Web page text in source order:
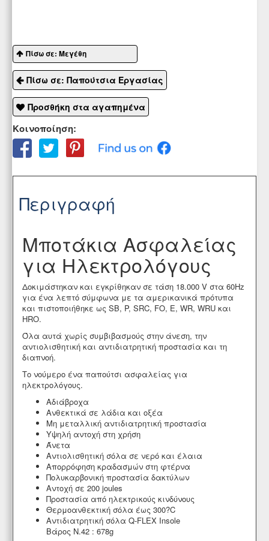
Πίσω σε: Μεγέθη
Πίσω σε: Παπούτσια Εργασίας
Προσθήκη στα αγαπημένα
Κοινοποίηση:
Περιγραφή
Μποτάκια Ασφαλείας
για Ηλεκτρολόγους
Δοκιμάστηκαν και εγκρίθηκαν σε τάση 18.000 V στα 60Hz
για ένα λεπτό σύμφωνα με τα αμερικανικά πρότυπα
και πιστοποιήθηκε ως SB, P, SRC, FO, E, WR, WRU και
HRO.
Όλα αυτά χωρίς συμβιβασμούς στην άνεση, την
αντιολισθητική και αντιδιατρητική προστασία και τη
διαπνοή.
Το νούμερο ένα παπούτσι ασφαλείας για
ηλεκτρολόγους.
Αδιάβροχα
Ανθεκτικά σε λάδια και οξέα
Μη μεταλλική αντιδιατρητική προστασία
Υψηλή αντοχή στη χρήση
Άνετα
Αντιολισθητική σόλα σε νερό και έλαια
Απορρόφηση κραδασμών στη φτέρνα
Πολυκαρβονική προστασία δακτύλων
Αντοχή σε 200 joules
Προστασία από ηλεκτρικούς κινδύνους
Θερμοανθεκτική σόλα έως 300?C
Αντιδιατρητική σόλα Q-FLEX Insole
Βάρος Ν.42 : 678g